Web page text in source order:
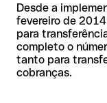
Desde a
fevereiro de
para
completo o
tanto para
cobranças.